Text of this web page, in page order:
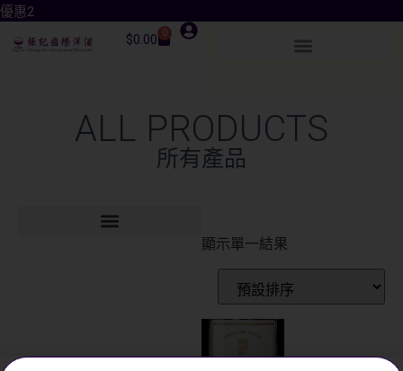
優惠2
$0.00 0
ALL PRODUCTS
所有產品
顯示單一結果